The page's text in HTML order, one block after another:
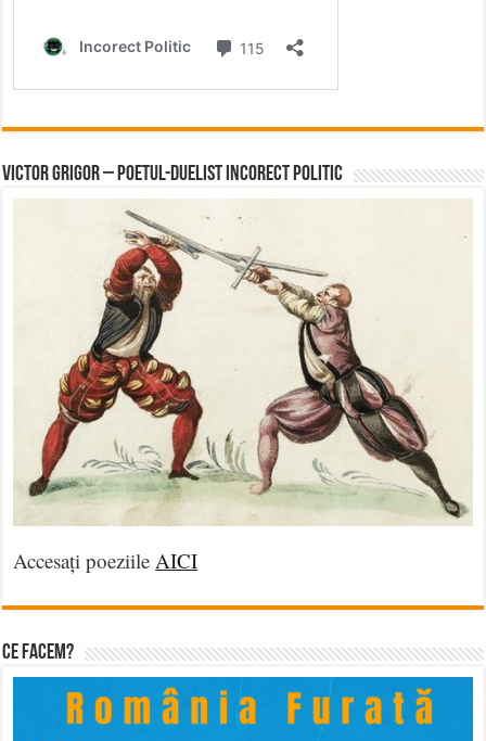
Victor Grigor – Poetul-Duelist Incorect Politic
Accesați poeziile AICI
Ce facem?